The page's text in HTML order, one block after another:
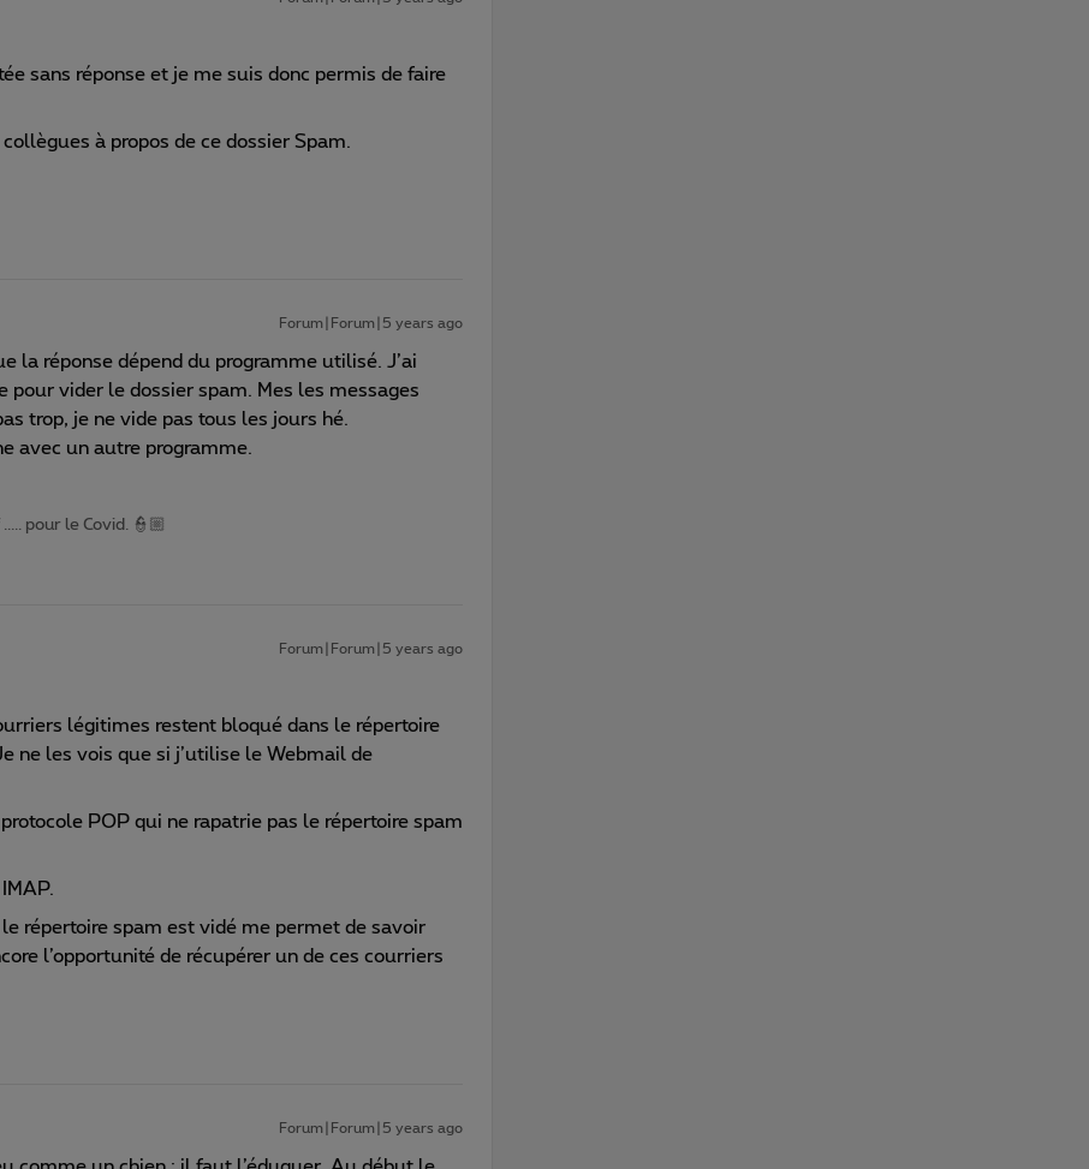
sans réponse et je me suis donc permis de faire
à propos de ce dossier Spam.
Forum|Forum|5 years ago
la réponse dépend du programme utilisé. J’ai
pour vider le dossier spam. Mes les messages
trop, je ne vide pas tous les jours hé.
avec un autre programme.
pour le Covid. 👮🏼
Forum|Forum|5 years ago
légitimes restent bloqué dans le répertoire
ne les vois que si j’utilise le Webmail de
POP qui ne rapatrie pas le répertoire spam
répertoire spam est vidé me permet de savoir
l’opportunité de récupérer un de ces courriers
Forum|Forum|5 years ago